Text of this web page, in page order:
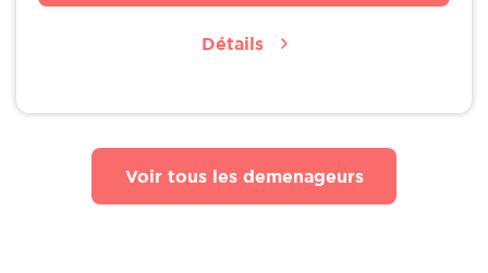
Détails
Voir tous les demenageurs